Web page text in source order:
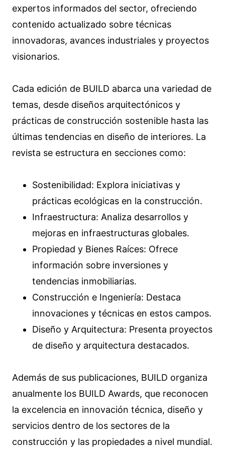
expertos informados del sector, ofreciendo
contenido actualizado sobre técnicas
innovadoras, avances industriales y proyectos
visionarios.
Cada edición de BUILD abarca una variedad de
temas, desde diseños arquitectónicos y
prácticas de construcción sostenible hasta las
últimas tendencias en diseño de interiores. La
revista se estructura en secciones como:
Sostenibilidad: Explora iniciativas y
prácticas ecológicas en la construcción.
Infraestructura: Analiza desarrollos y
mejoras en infraestructuras globales.
Propiedad y Bienes Raíces: Ofrece
información sobre inversiones y
tendencias inmobiliarias.
Construcción e Ingeniería: Destaca
innovaciones y técnicas en estos campos.
Diseño y Arquitectura: Presenta proyectos
de diseño y arquitectura destacados.
Además de sus publicaciones, BUILD organiza
anualmente los BUILD Awards, que reconocen
la excelencia en innovación técnica, diseño y
servicios dentro de los sectores de la
construcción y las propiedades a nivel mundial.